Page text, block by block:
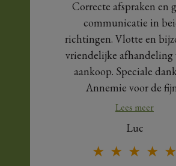
Correcte afspraken en
communicatie in
richtingen. Vlotte en
vriendelijke afhandeling
aankoop. Speciale
Annemie voor de
Lees meer
Luc
★ ★ ★ ★ ★